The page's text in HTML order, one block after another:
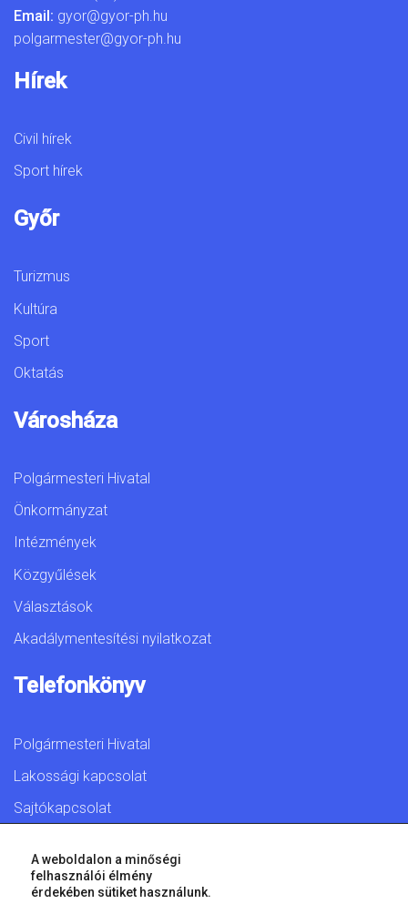
Email: gyor@gyor-ph.hu
polgarmester@gyor-ph.hu
Hírek
Civil hírek
Sport hírek
Győr
Turizmus
Kultúra
Sport
Oktatás
Városháza
Polgármesteri Hivatal
Önkormányzat
Intézmények
Közgyűlések
Választások
Akadálymentesítési nyilatkozat
Telefonkönyv
Polgármesteri Hivatal
Lakossági kapcsolat
Sajtókapcsolat
© 2026 Győr Megyei Jogú Város • Minden jog fenntartva!
A weboldalon a minőségi
felhasználói élmény
érdekében sütiket használunk.